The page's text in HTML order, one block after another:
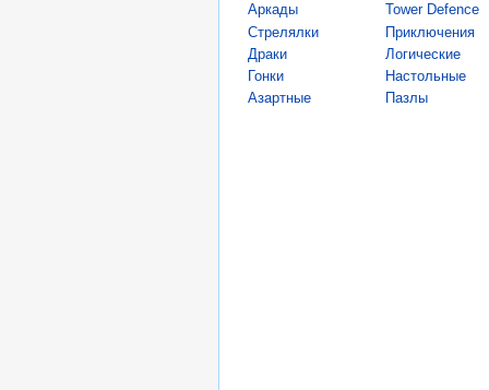
Аркады
Стрелялки
Драки
Гонки
Азартные
Tower Defence
Приключения
Логические
Настольные
Пазлы